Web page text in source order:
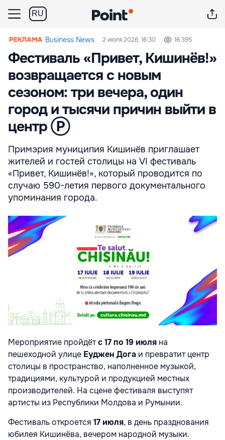
RU
Business News 2 июля 2026, 16:30 16 395
Фестиваль «Привет, Кишинёв!»
возвращается с новым
сезоном: три вечера, один
город и тысячи причин выйти в
центр Ⓟ
Примэрия муниципия Кишинёв приглашает
жителей и гостей столицы на VI фестиваль
«Привет, Кишинёв!», который проводится по
случаю 590-летия первого документального
упоминания города.
Мероприятие пройдётс 17 по 19 июля на
пешеходной улице Еуджен Дога и превратит центр
столицы в пространство, наполненное музыкой,
традициями, культурой и продукцией местных
производителей. На сцене фестиваля выступят
артисты из Республики Молдова и Румынии.
Фестиваль откроется 17 июля, в день празднования
юбилея Кишинёва, вечером народной музыки.